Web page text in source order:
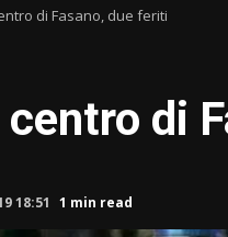
di Fasano, due feriti
di
18:51 1 min read